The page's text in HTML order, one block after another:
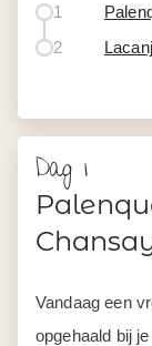
1
2
Dag 1
Vandaag een
opgehaald bij